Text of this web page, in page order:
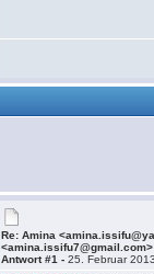
Re: Amina
<amina.issifu7@gmail.com>
Antwort #1 -25. Februar